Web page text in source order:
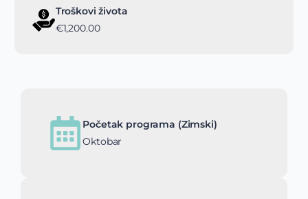
Troškovi života
€1,200.00
Početak programa (Zimski)
Oktobar